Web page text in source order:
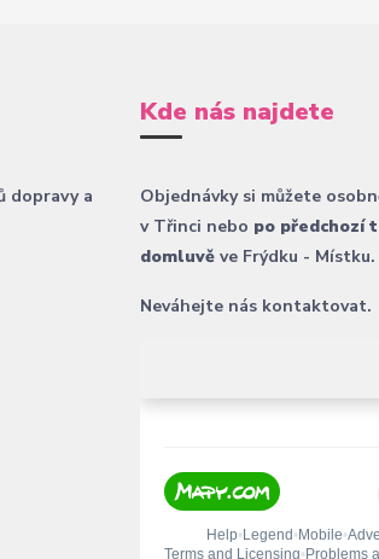
dopravy a
Kde nás najdete
Objednávky si můžete
v Třinci nebo po předchozí
domluvě ve Frýdku - Místku.
Neváhejte nás kontaktovat.